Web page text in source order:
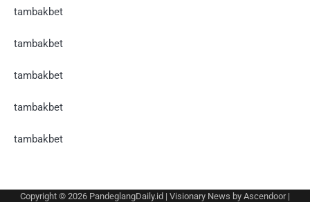
tambakbet
tambakbet
tambakbet
tambakbet
tambakbet
Copyright © 2026 PandeglangDaily.id | Visionary News by Ascendoor|